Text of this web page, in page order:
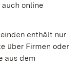
online
enthält nur
über Firmen oder
aus dem